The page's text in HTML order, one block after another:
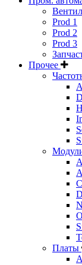
Prod 1
Prod 2
Prod 3
Прочее
Платы